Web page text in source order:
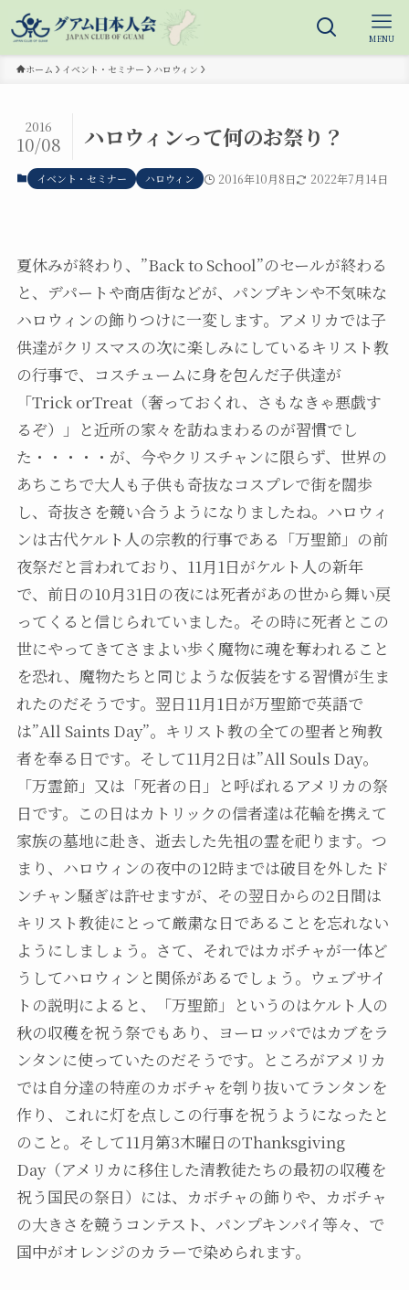
MENU
ホーム イベント・セミナー ハロウィン
ハロウィンって何のお祭り？
2016
10/08
イベント・セミナー ハロウィン 2016年10月8日 2022年7月14日
夏休みが終わり、”Back to School”のセールが終わる
と、デパートや商店街などが、パンプキンや不気味な
ハロウィンの飾りつけに一変します。アメリカでは子
供達がクリスマスの次に楽しみにしているキリスト教
の行事で、コスチュームに身を包んだ子供達が
「Trick orTreat（奢っておくれ、さもなきゃ悪戯す
るぞ）」と近所の家々を訪ねまわるのが習慣でし
た・・・・・が、今やクリスチャンに限らず、世界の
あちこちで大人も子供も奇抜なコスプレで街を闊歩
し、奇抜さを競い合うようになりましたね。ハロウィ
ンは古代ケルト人の宗教的行事である「万聖節」の前
夜祭だと言われており、11月1日がケルト人の新年
で、前日の10月31日の夜には死者があの世から舞い戻
ってくると信じられていました。その時に死者とこの
世にやってきてさまよい歩く魔物に魂を奪われること
を恐れ、魔物たちと同じような仮装をする習慣が生ま
れたのだそうです。翌日11月1日が万聖節で英語で
は”All Saints Day”。キリスト教の全ての聖者と殉教
者を奉る日です。そして11月2日は”All Souls Day。
「万霊節」又は「死者の日」と呼ばれるアメリカの祭
日です。この日はカトリックの信者達は花輪を携えて
家族の墓地に赴き、逝去した先祖の霊を祀ります。つ
まり、ハロウィンの夜中の12時までは破目を外したド
ンチャン騒ぎは許せますが、その翌日からの2日間は
キリスト教徒にとって厳粛な日であることを忘れない
ようにしましょう。さて、それではカボチャが一体ど
うしてハロウィンと関係があるでしょう。ウェブサイ
トの説明によると、「万聖節」というのはケルト人の
秋の収穫を祝う祭でもあり、ヨーロッパではカブをラ
ンタンに使っていたのだそうです。ところがアメリカ
では自分達の特産のカボチャを刳り抜いてランタンを
作り、これに灯を点しこの行事を祝うようになったと
のこと。そして11月第3木曜日のThanksgiving
Day（アメリカに移住した清教徒たちの最初の収穫を
祝う国民の祭日）には、カボチャの飾りや、カボチャ
の大きさを競うコンテスト、パンプキンパイ等々、で
国中がオレンジのカラーで染められます。